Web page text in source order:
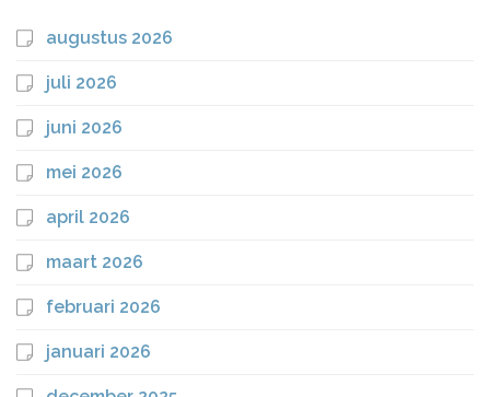
augustus 2026
juli 2026
juni 2026
mei 2026
april 2026
maart 2026
februari 2026
januari 2026